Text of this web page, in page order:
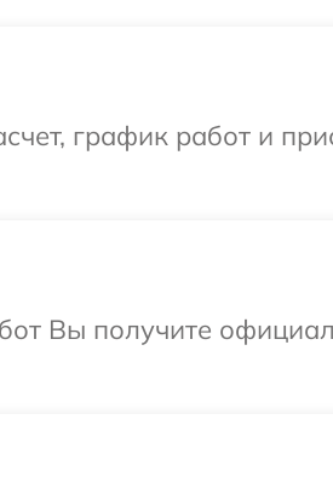
график работ и
Вы получите